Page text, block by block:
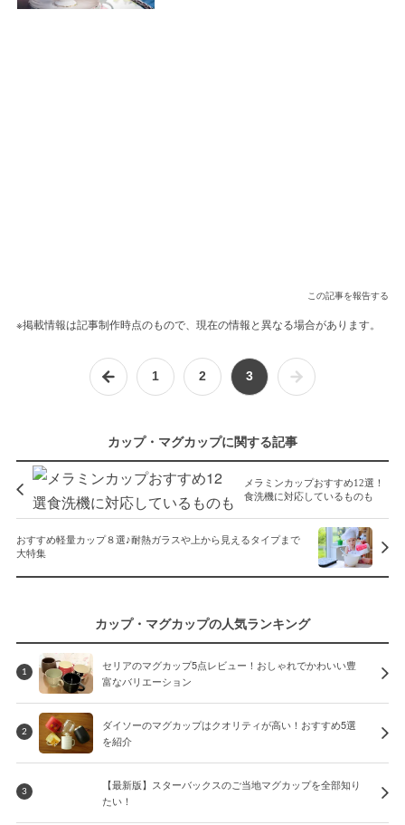
この記事を報告する
※掲載情報は記事制作時点のもので、現在の情報と異なる場合があります。
1 2 3
カップ・マグカップに関する記事
メラミンカップおすすめ12選！
食洗機に対応しているものも
おすすめ軽量カップ８選♪耐熱ガラスや上から見えるタイプまで
大特集
カップ・マグカップの人気ランキング
1
セリアのマグカップ5点レビュー！おしゃれでかわいい豊
富なバリエーション
2
ダイソーのマグカップはクオリティが高い！おすすめ5選
を紹介
3
【最新版】スターバックスのご当地マグカップを全部知り
たい！